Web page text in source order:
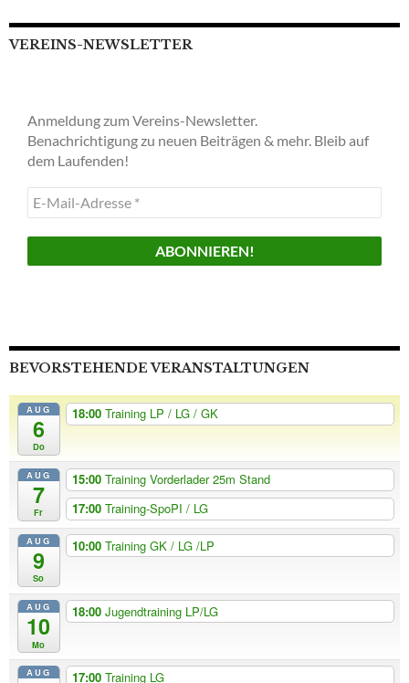
VEREINS-NEWSLETTER
Anmeldung zum Vereins-Newsletter.
Benachrichtigung zu neuen Beiträgen & mehr. Bleib auf
dem Laufenden!
E-
Mail-
Adresse
BEVORSTEHENDE VERANSTALTUNGEN
AUG
6
Do
18:00 Training LP / LG / GK
AUG
7
Fr
15:00 Training Vorderlader 25m Stand
17:00 Training-SpoPI / LG
AUG
9
So
10:00 Training GK / LG /LP
AUG
10
Mo
18:00 Jugendtraining LP/LG
AUG 17:00 Training LG